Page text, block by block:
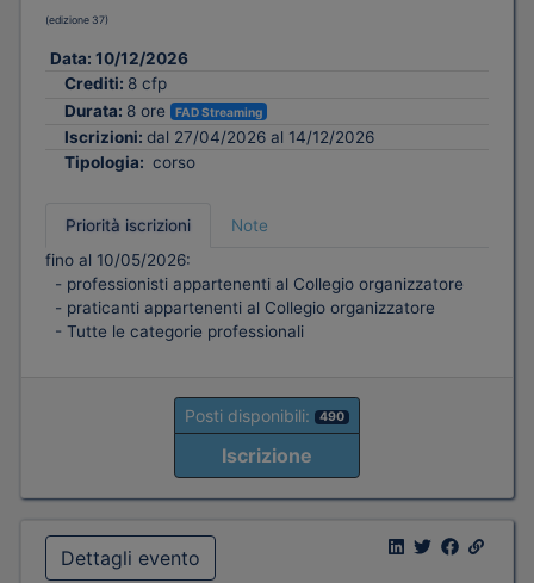
(edizione 37)
Data: 10/12/2026
Crediti: 8 cfp
Durata: 8 ore FAD Streaming
Iscrizioni: dal 27/04/2026 al 14/12/2026
Tipologia: corso
Priorità iscrizioni
Note
fino al 10/05/2026:
- professionisti appartenenti al Collegio organizzatore
- praticanti appartenenti al Collegio organizzatore
- Tutte le categorie professionali
Posti disponibili: 490
Iscrizione
Dettagli evento